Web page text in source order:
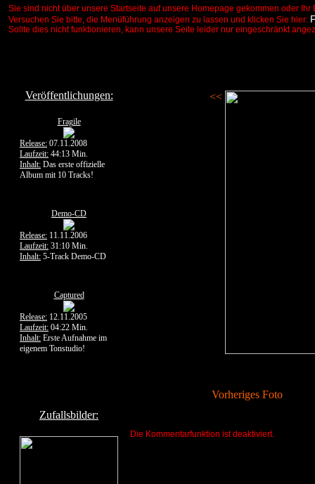
Sie sind nicht über unsere Startseite auf unsere Homepage gekommen oder
Versuchen Sie bitte, die Menüführung anzeigen zu lassen und klicken Sie hier:
Sollte dies nicht funktionieren, kann unsere Seite leider nur eingeschränkt
Veröffentlichungen:
Fragile
Release: 07.11.2008
Laufzeit: 44:13 Min.
Inhalt: Das erste offizielle
Album mit 10 Tracks!
Demo-CD
Release: 11.11.2006
Laufzeit: 31:10 Min.
Inhalt: 5-Track Demo-CD
Captured
Release: 12.11.2005
Laufzeit: 04:22 Min.
Inhalt: Erste Aufnahme im
eigenem Tonstudio!
Zufallsbilder:
<<
Vorheriges Foto
Die Kommentarfunktion ist deaktiviert.